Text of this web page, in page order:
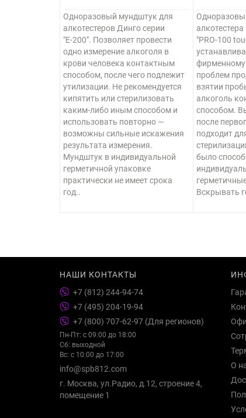
Одноразовый мундштук для
алкотестеров Динго серии
"Е-200". Позволяет провести
одно измерение алкоголя в
крови человека контактным
способом, после чего подлежит
утилизации. Не рекомендуется
кипятить или стерилизовать
каким-либо иным способом и
использовать повторно —
возможны сильные искажения
результата измерения.
Мундштук в индивидуальной
герметичной упаковке
практически не имеет срока
год..
"PRO-100
фирменному
проблем
взятии
алкоголь
способом.
после
подходит
было
Вскрывать
НАШИ КОНТАКТЫ
+7 (812) 244-94-74
+7 (495) 204-19-94
+7 (800) 707-62-97 (Для регионов)
Пн-Пт: с 09:00 до 18:00
Сб: выходной
Вс: с 10:00 до 17:00
info@spb812.com
г. Москва, ул.Радио, д.12, строение 4,
помещение 1
О